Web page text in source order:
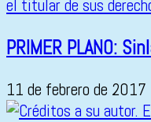
PRIMER PLANO:
11 de febrero de 2017